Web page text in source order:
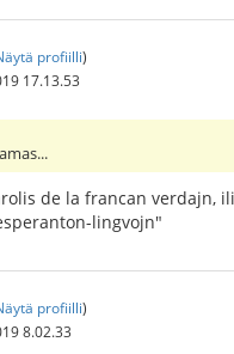
profiilli)
17.13.53
de la francan verdajn,
lingvojn"
profiilli)
8.02.33